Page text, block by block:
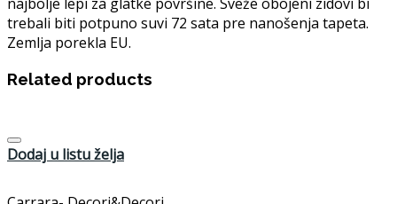
trebali biti potpuno suvi 72 sata pre nanošenja tapeta.
Zemlja porekla EU.
Related products
Dodaj u listu želja